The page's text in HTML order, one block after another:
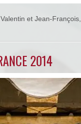
et Jean-
2014